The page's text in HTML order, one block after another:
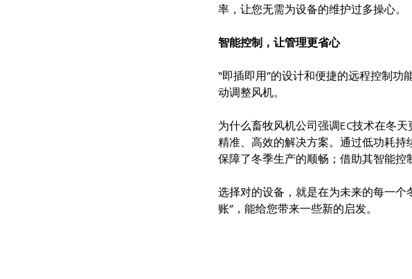
率，让您无需为设备的维护过多操心。
智能控制，让管理更省心
“即插即用”的设计和便捷的远程控制
动调整风机。
为什么畜牧风机公司强调EC技术在冬
精准、高效的解决方案。通过低功耗持
保障了冬季生产的顺畅；借助其智能控
选择对的设备，就是在为未来的每一个
账”，能给您带来一些新的启发。